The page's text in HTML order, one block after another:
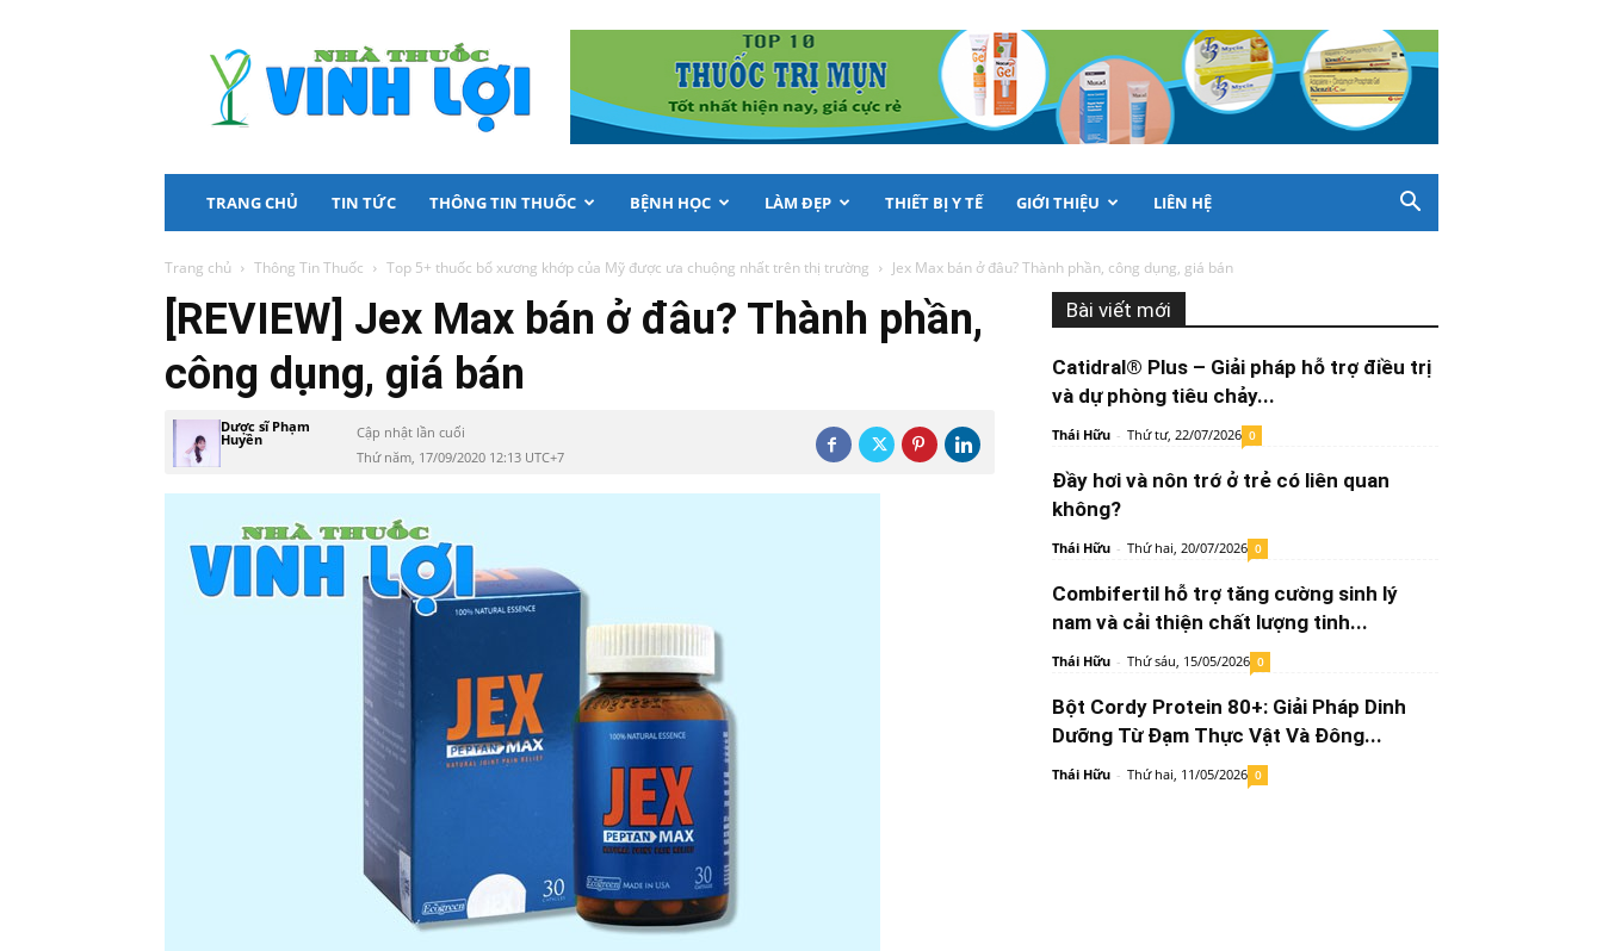
Nhà
Thuốc
Vinh
Lợi
TRANG CHỦ TIN TỨC THÔNG TIN THUỐC BỆNH HỌC LÀM ĐẸP THIẾT BỊ Y TẾ GIỚI THIỆU LIÊN HỆ
Trang chủ Thông Tin Thuốc Top 5+ thuốc bổ xương khớp của Mỹ được ưa chuộng nhất trên thị trường Jex Max bán ở đâu? Thành phần, công dụng, giá bán
[REVIEW] Jex Max bán ở đâu? Thành phần,
công dụng, giá bán
Dược sĩ Phạm
Huyền
Cập nhật lần cuối
Thứ năm, 17/09/2020 12:13 UTC+7
Bài viết mới
Catidral® Plus – Giải pháp hỗ trợ điều trị
và dự phòng tiêu chảy...
Thái Hữu - Thứ tư, 22/07/2026 0
Đầy hơi và nôn trớ ở trẻ có liên quan
không?
Thái Hữu - Thứ hai, 20/07/2026 0
Combifertil hỗ trợ tăng cường sinh lý
nam và cải thiện chất lượng tinh...
Thái Hữu - Thứ sáu, 15/05/2026 0
Bột Cordy Protein 80+: Giải Pháp Dinh
Dưỡng Từ Đạm Thực Vật Và Đông...
Thái Hữu - Thứ hai, 11/05/2026 0